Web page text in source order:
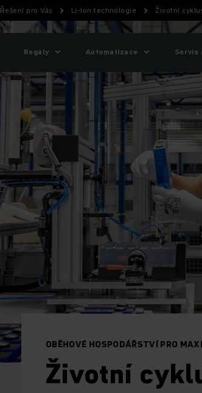
Řešení pro Vás Li-Ion technologie Životní
Regály Automatizace Servis
OBĚHOVÉ HOSPODÁŘSTVÍ PRO
Životní